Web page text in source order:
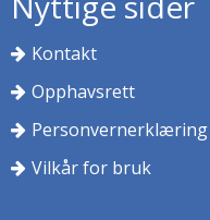
Kontakt
Opphavsrett
Personvernerklæring
Vilkår for bruk